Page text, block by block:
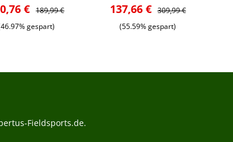
€ Regulärer Preis:
189,99 €
gespart)
Camo)
Verkaufspreis:
137,66 € Regulärer Preis:
309,99 €
(55.59% gespart)
Fieldsports.de.